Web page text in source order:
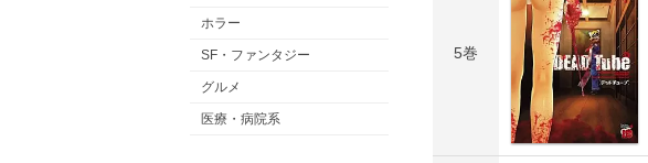
ホラー
SF・ファンタジー
グルメ
医療・病院系
5巻